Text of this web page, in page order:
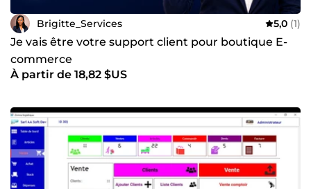
Brigitte_Services 5,0 (1)
Je vais être votre support client pour boutique E-
commerce
À partir de 18,82 $US